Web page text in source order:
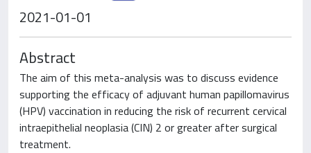
2021-01-01
Abstract
The aim of this meta-analysis was to discuss evidence
supporting the efficacy of adjuvant human papillomavirus
(HPV) vaccination in reducing the risk of recurrent cervical
intraepithelial neoplasia (CIN) 2 or greater after surgical
treatment.